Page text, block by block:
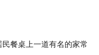
餐桌上一道有名的家常